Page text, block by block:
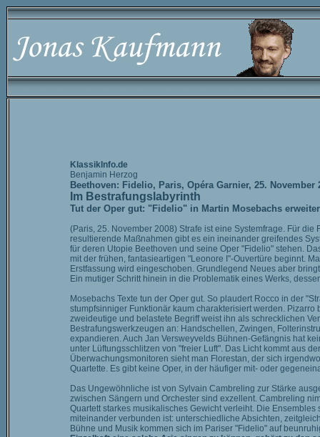
KlassikInfo.de
Benjamin Herzog
Beethoven: Fidelio, Paris, Opéra Garnier, 25. November
Im Bestrafungslabyrinth
Tut der Oper gut: "Fidelio" in Martin Mosebachs
(Paris, 25. November 2008) Strafe ist eine Systemfrage. Für
resultierende Maßnahmen gibt es ein ineinander greifendes
für deren Utopie Beethoven und seine Oper "Fidelio" stehen.
mit der frühen, fantasieartigen "Leonore I"-Ouvertüre beginnt.
Erstfassung wird eingeschoben. Grundlegend Neues aber
Ein mutiger Schritt hinein in die Problematik eines Werks,
Mosebachs Texte tun der Oper gut. So plaudert Rocco in der
stumpfsinniger Funktionär kaum charakterisiert werden.
zweideutige und belastete Begriff weist ihn als schrecklichen
Bestrafungswerkzeugen an: Handschellen, Zwingen,
expandieren. Auch Jan Versweyvelds Bühnen-Gefängnis hat
unter Lüftungsschlitzen von "freier Luft". Das Licht kommt aus
Überwachungsmonitoren sieht man Florestan, der sich
Quartette. Es gibt keine Oper, in der häufiger mit- oder
Das Ungewöhnliche ist von Sylvain Cambreling zur Stärke
zwischen Sängern und Orchester sind exzellent. Cambreling
Quartett starkes musikalisches Gewicht verleiht. Die
miteinander verbunden ist: unterschiedliche Absichten,
Bühne und Musik kommen sich im Pariser "Fidelio" auf